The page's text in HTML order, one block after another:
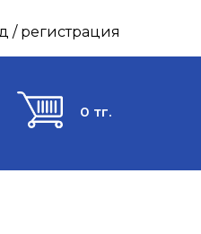
/ регистрация
0 тг.